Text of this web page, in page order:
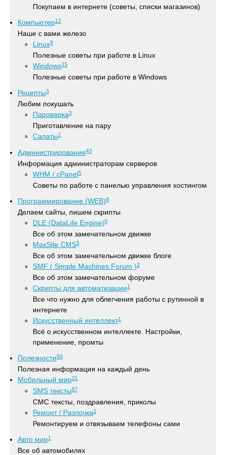
Покупаем в интернете (советы, списки магазинов)
Компьютер12
Наше с вами железо
Linux9
Полезные советы при работе в Linux
Windows15
Полезные советы при работе в Windows
Рецепты3
Любим покушать
Пароварка3
Приготавление на пару
Салаты1
Администрирование43
Информация администраторам серверов
WHM / cPanel5
Советы по работе с панелью управления хостингом
Программирование (WEB)8
Делаем сайты, пишем скрипты
DLE (DataLife Engine)6
Все об этом замечательном движке
MaxSite CMS3
Все об этом замечательном движке блоге
SMF ( Simple Machines Forum )2
Все об этом замечательном форуме
Скрипты для автоматизации1
Все что нужно для облегчения работы с рутинной в
интернете
Искусственный интеллект1
Всё о искусственном интеллекте. Настройки,
применение, промты
Полезности50
Полезная информация на каждый день
Мобильный мир21
SMS тексты87
СМС тексты, поздравления, приколы
Ремонт / Разлочка1
Ремонтируем и отвязываем телефоны сами
Авто мир1
Все об автомобилях